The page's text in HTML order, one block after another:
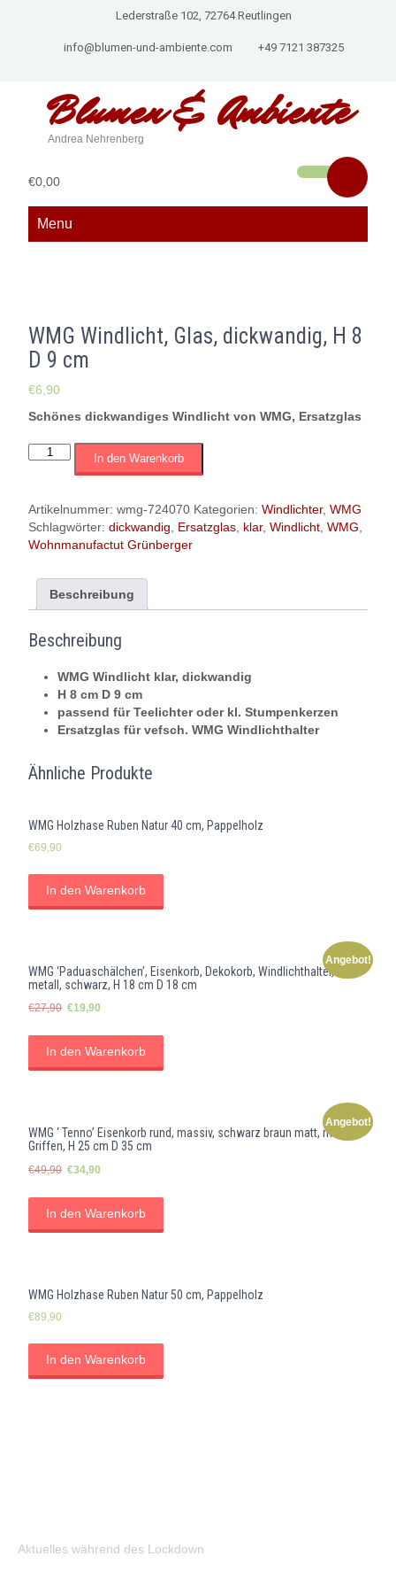
Lederstraße 102, 72764 Reutlingen
info@blumen-und-ambiente.com +49 7121 387325
Blumen &Ambiente
Andrea Nehrenberg
€0,00
Menu
WMG Windlicht, Glas, dickwandig, H 8
D 9 cm
€6,90
Schönes dickwandiges Windlicht von WMG, Ersatzglas
WMG
dickwandig,
H
8
Menge
In den Warenkorb
Artikelnummer: wmg-724070 Kategorien: Windlichter, WMG
Schlagwörter: dickwandig Ersatzglas klar, Windlicht WMG
Wohnmanufactut Grünberger
Beschreibung
Beschreibung
WMG Windlicht klar, dickwandig
H 8 cm D 9 cm
passend für Teelichter oder kl. Stumpenkerzen
Ersatzglas für vefsch. WMG Windlichthalter
Ähnliche Produkte
WMG Holzhase Ruben Natur 40 cm, Pappelholz
€69,90
In den Warenkorb
Angebot!
WMG ‘Paduaschälchen’, Eisenkorb, Dekokorb, Windlichthalter,
metall, schwarz, H 18 cm D 18 cm
€27,90 Ursprünglicher
€27,90
€19,90
€19,90.
In den Warenkorb
Angebot!
WMG ‘ Tenno’ Eisenkorb rund, massiv, schwarz braun matt, mit
Griffen, H 25 cm D 35 cm
€49,90 Ursprünglicher
€49,90
€34,90
€34,90.
In den Warenkorb
WMG Holzhase Ruben Natur 50 cm, Pappelholz
€89,90
In den Warenkorb
Aktuelles während des Lockdown